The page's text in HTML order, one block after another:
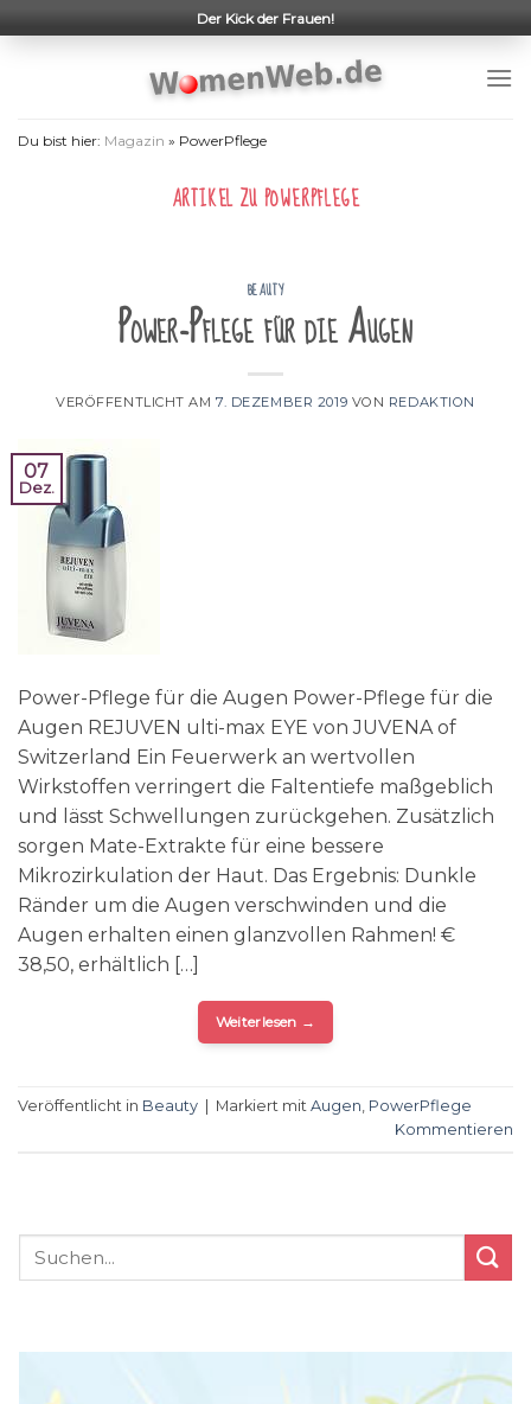
to
Der Kick der Frauen!
Du bist hier: Magazin » PowerPflege
ARTIKEL ZUPOWERPFLEGE
BEAUTY
Power-Pflege für die Augen
VERÖFFENTLICHT AM7. DEZEMBER 2019 VON REDAKTION
07
Dez.
Power-Pflege für die Augen Power-Pflege für die
Augen REJUVEN ulti-max EYE von JUVENA of
Switzerland Ein Feuerwerk an wertvollen
Wirkstoffen verringert die Faltentiefe maßgeblich
und lässt Schwellungen zurückgehen. Zusätzlich
sorgen Mate-Extrakte für eine bessere
Mikrozirkulation der Haut. Das Ergebnis: Dunkle
Ränder um die Augen verschwinden und die
Augen erhalten einen glanzvollen Rahmen! €
38,50, erhältlich […]
Weiterlesen →
Veröffentlicht in Beauty Markiert mit Augen PowerPflege
Kommentieren